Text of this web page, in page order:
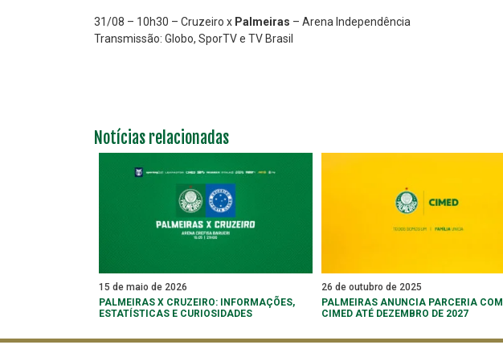
31/08 – 10h30 – Cruzeiro x Palmeiras – Arena Independência
Transmissão: Globo, SporTV e TV Brasil
Notícias relacionadas
15 de maio de 2026
PALMEIRAS X CRUZEIRO: INFORMAÇÕES,
ESTATÍSTICAS E CURIOSIDADES
26 de outubro de 2025
PALMEIRAS ANUNCIA PARCERIA COM
CIMED ATÉ DEZEMBRO DE 2027